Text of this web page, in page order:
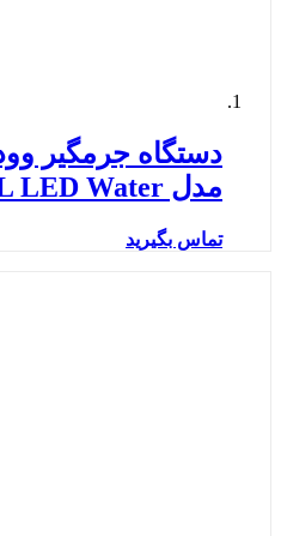
مدل UDS.L LED Water
تماس بگیرید